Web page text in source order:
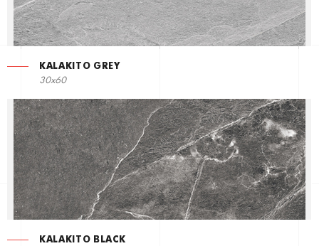
KALAKITO GREY
30x60
KALAKITO BLACK